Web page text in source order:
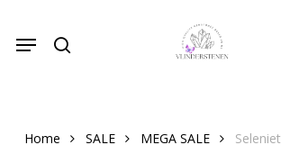
main
Menu
Home SALE MEGA SALE
Seleniet